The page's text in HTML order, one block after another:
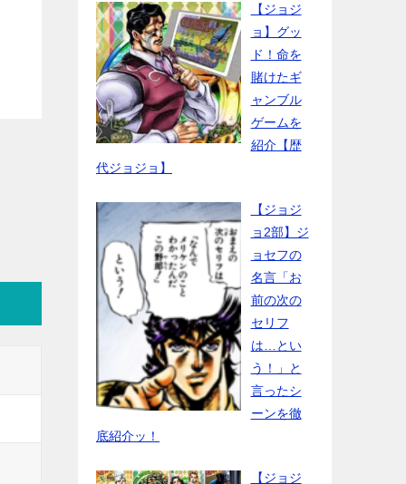
【ジョジ
ョ】グッ
ド！命を
賭けたギ
ャンブル
ゲームを
紹介【歴
代ジョジョ】
【ジョジ
ョ2部】ジ
ョセフの
名言「お
前の次の
セリフ
は…とい
う！」と
言ったシ
ーンを徹
底紹介ッ！
【ジョジ